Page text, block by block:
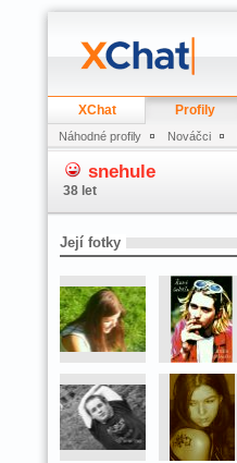
XChat Profily
Náhodné profily Nováčci
snehule
38 let
Její fotky